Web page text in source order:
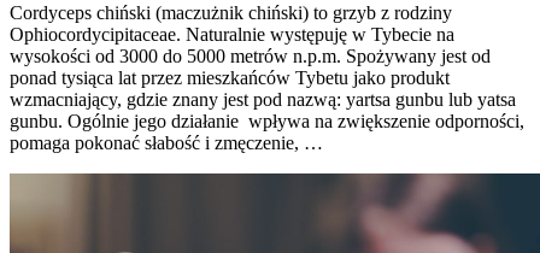
Cordyceps chiński (maczużnik chiński) to grzyb z rodziny
Ophiocordycipitaceae. Naturalnie występuję w Tybecie na
wysokości od 3000 do 5000 metrów n.p.m. Spożywany jest od
ponad tysiąca lat przez mieszkańców Tybetu jako produkt
wzmacniający, gdzie znany jest pod nazwą: yartsa gunbu lub yatsa
gunbu. Ogólnie jego działanie wpływa na zwiększenie odporności,
pomaga pokonać słabość i zmęczenie, …